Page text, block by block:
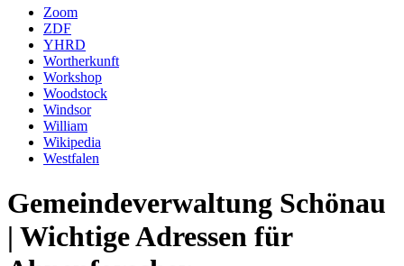
Zoom
ZDF
YHRD
Wortherkunft
Workshop
Woodstock
Windsor
William
Wikipedia
Westfalen
Gemeindeverwaltung Schönau
| Wichtige Adressen für